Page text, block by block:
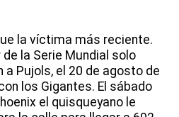
la víctima más reciente.
la Serie Mundial solo
a Pujols, el 20 de agosto de
los Gigantes. El sábado
el quisqueyano le